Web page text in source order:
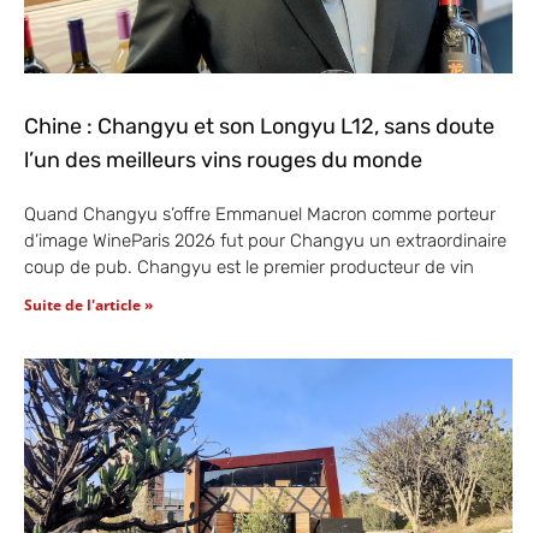
Chine : Changyu et son Longyu L12, sans doute
l’un des meilleurs vins rouges du monde
Quand Changyu s’offre Emmanuel Macron comme porteur
d’image WineParis 2026 fut pour Changyu un extraordinaire
coup de pub. Changyu est le premier producteur de vin
Suite de l'article »